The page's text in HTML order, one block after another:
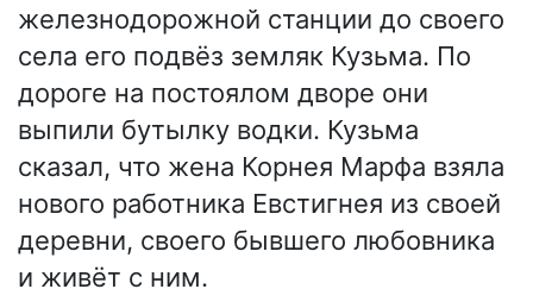
железнодорожной станции до своего
села его подвёз земляк Кузьма. По
дороге на постоялом дворе они
выпили бутылку водки. Кузьма
сказал, что жена Корнея Марфа взяла
нового работника Евстигнея из своей
деревни, своего бывшего любовника
и живёт с ним.